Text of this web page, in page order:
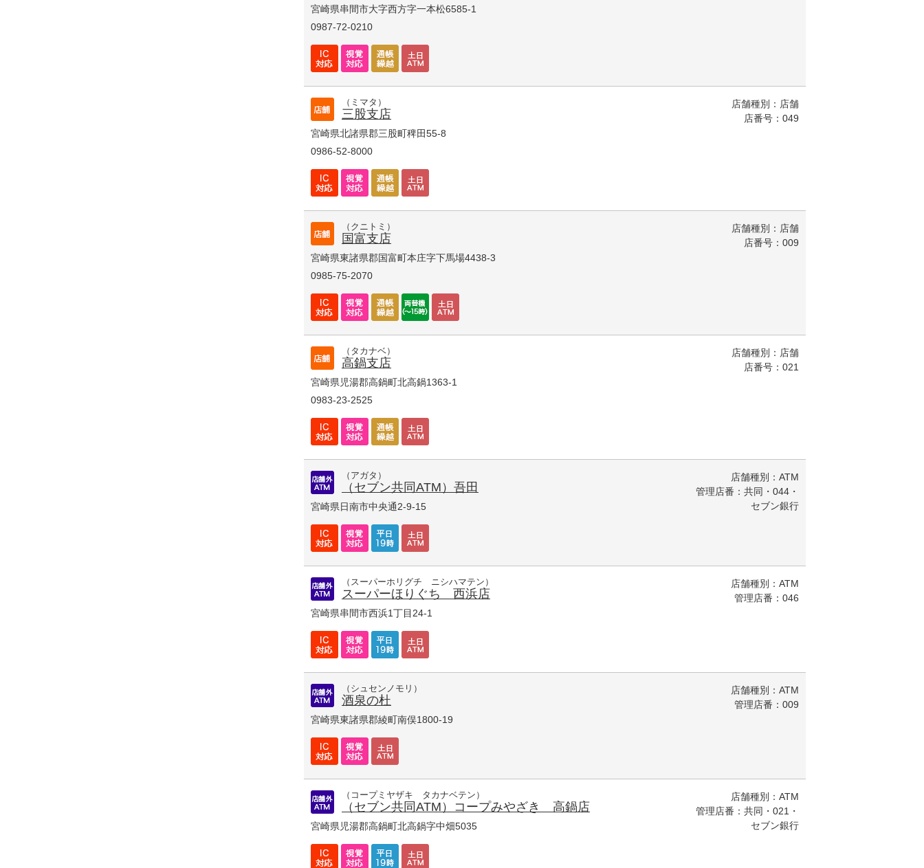
宮崎県串間市大字西方字一本松6585-1
0987-72-0210
（ミマタ）
三股支店
宮崎県北諸県郡三股町稗田55-8
0986-52-8000
店舗種別：店舗
店番号：049
（クニトミ）
国富支店
宮崎県東諸県郡国富町本庄字下馬場4438-3
0985-75-2070
店舗種別：店舗
店番号：009
（タカナベ）
高鍋支店
宮崎県児湯郡高鍋町北高鍋1363-1
0983-23-2525
店舗種別：店舗
店番号：021
（アガタ）
（セブン共同ATM）吾田
宮崎県日南市中央通2-9-15
店舗種別：ATM
管理店番：共同・044・
セブン銀行
（スーパーホリグチ ニシハマテン）
スーパーほりぐち 西浜店
宮崎県串間市西浜1丁目24-1
店舗種別：ATM
管理店番：046
（シュセンノモリ）
酒泉の杜
宮崎県東諸県郡綾町南俣1800-19
店舗種別：ATM
管理店番：009
（コープミヤザキ タカナベテン）
（セブン共同ATM）コープみやざき 高鍋店
宮崎県児湯郡高鍋町北高鍋字中畑5035
店舗種別：ATM
管理店番：共同・021・
セブン銀行